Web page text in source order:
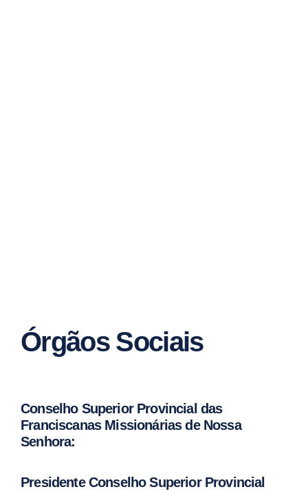
Órgãos Sociais
Conselho Superior Provincial das
Franciscanas Missionárias de Nossa
Senhora:
Presidente Conselho Superior Provincial